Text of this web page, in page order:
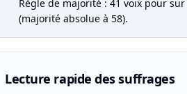
Règle de majorité : 41 voix pour
(majorité absolue à 58).
Lecture rapide des suffrages